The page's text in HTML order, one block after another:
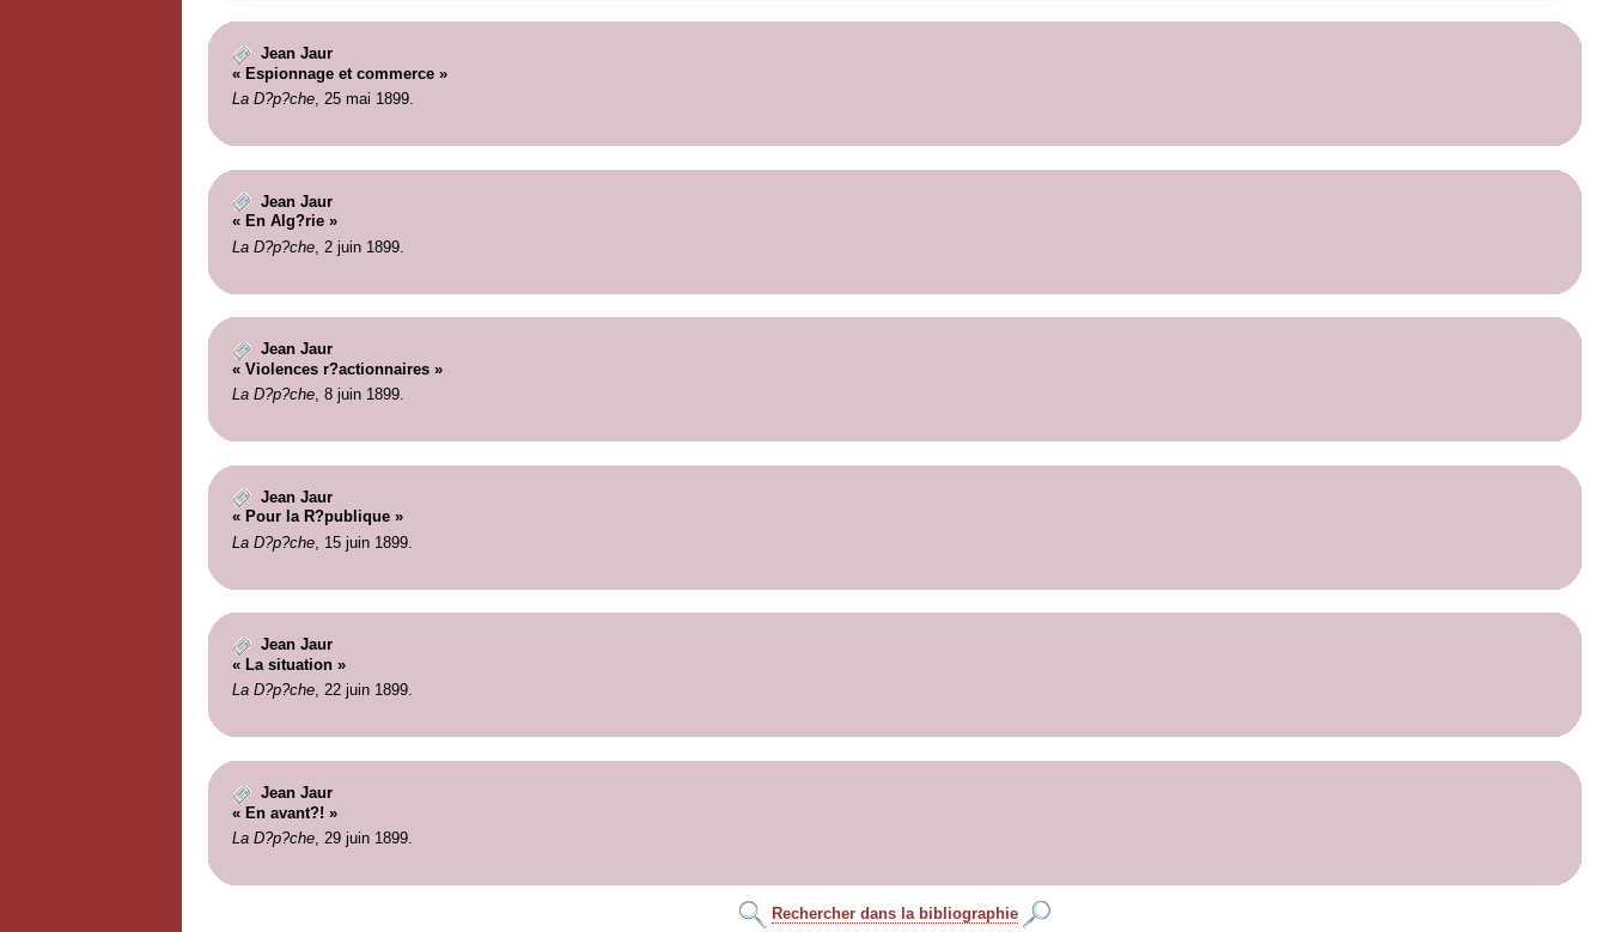
Jean Jaur
« Espionnage et commerce »
La D?p?che, 25 mai 1899.
Jean Jaur
« En Alg?rie »
La D?p?che, 2 juin 1899.
Jean Jaur
« Violences r?actionnaires »
La D?p?che, 8 juin 1899.
Jean Jaur
« Pour la R?publique »
La D?p?che, 15 juin 1899.
Jean Jaur
« La situation »
La D?p?che, 22 juin 1899.
Jean Jaur
« En avant?! »
La D?p?che, 29 juin 1899.
Rechercher dans la bibliographie